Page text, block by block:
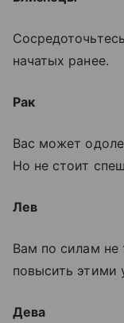
начатых ранее.
Рак
Вас может
Но не стоит
Лев
Вам по силам не
повысить этими
Дева